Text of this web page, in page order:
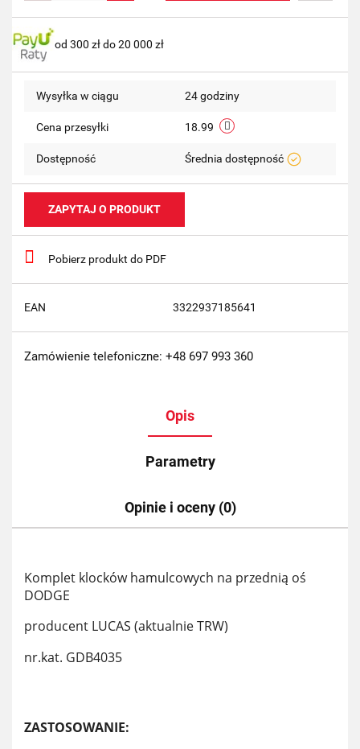
Do
od 300 zł do 20 000 zł
Wysyłka w ciągu 24 godziny
Cena przesyłki 18.99
Dostępność Średnia dostępność
ZAPYTAJ O PRODUKT
Pobierz produkt do PDF
EAN 3322937185641
Zamówienie telefoniczne: +48 697 993 360
Opis
Parametry
Opinie i oceny (0)
Komplet klocków hamulcowych na przednią oś
DODGE
producent LUCAS (aktualnie TRW)
nr.kat. GDB4035
ZASTOSOWANIE: